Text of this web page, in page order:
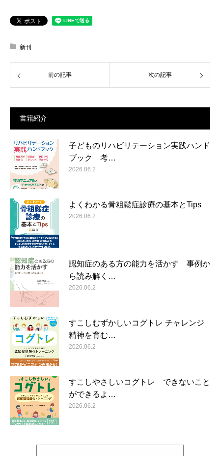
新刊
前の記事 次の記事
書籍紹介
子どものリハビリテーション実践ハンド
ブック 考…
2026.06.2
よくわかる骨粗鬆症診療の基本とTips
2026.06.2
認知症のある方の能力を活かす 事例か
ら読み解く…
2026.06.2
すこしむずかしいコグトレ チャレンジ
精神を育む…
2026.06.2
すこしやさしいコグトレ できないこと
ができるよ…
2026.06.2